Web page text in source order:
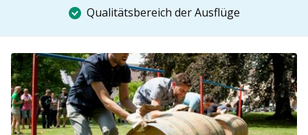
Qualitätsbereich der Ausflüge